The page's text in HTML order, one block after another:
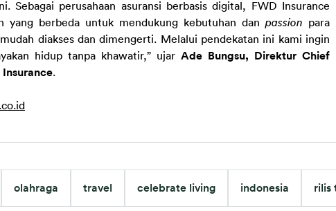
Sebagai perusahaan asuransi berbasis digital, FWD Insurance
yang berbeda untuk mendukung kebutuhan dan passion para
diakses dan dimengerti. Melalui pendekatan ini kami ingin
hidup tanpa khawatir,” ujar Ade Bungsu, Direktur Chief
.
olahraga travel celebrate living indonesia rilis